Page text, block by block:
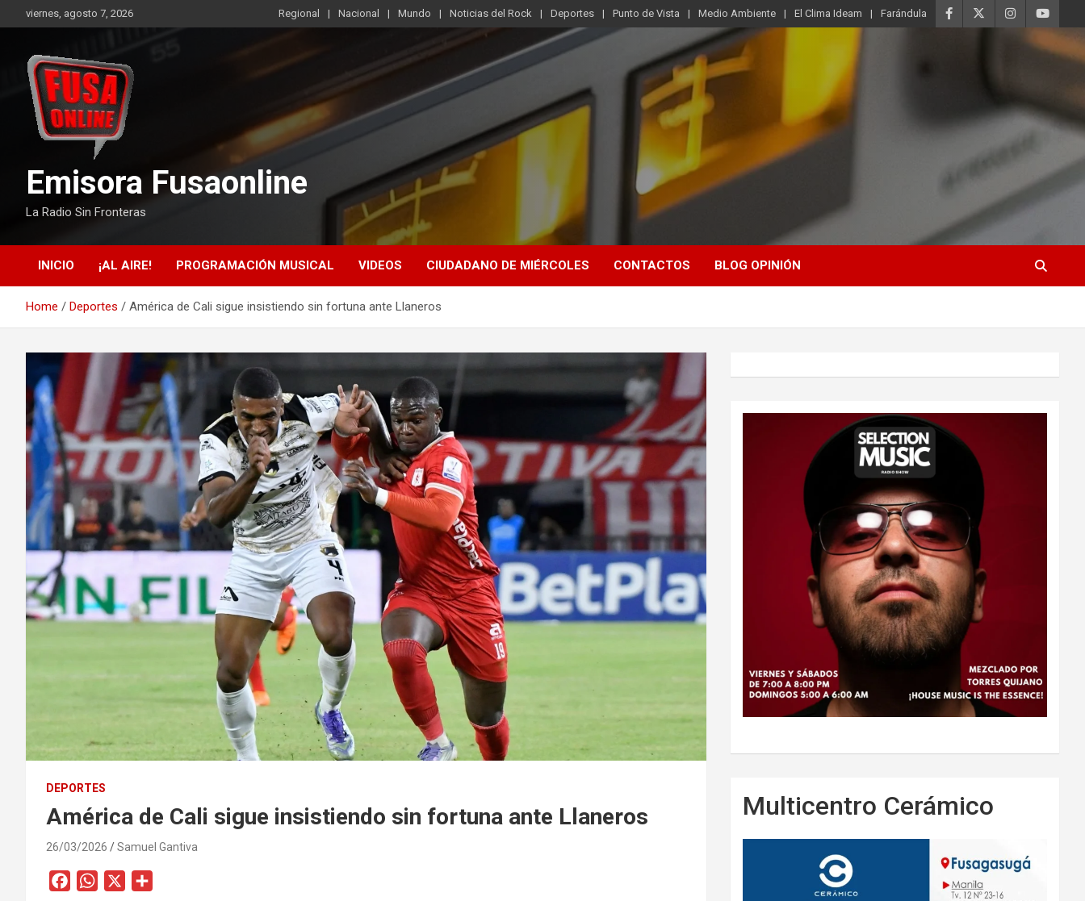
to
viernes, agosto 7, 2026 Regional Nacional Mundo Noticias del Rock Deportes Punto de Vista Medio Ambiente El Clima Ideam Farándula
Emisora Fusaonline
La Radio Sin Fronteras
INICIO ¡AL AIRE! PROGRAMACIÓN MUSICAL VIDEOS CIUDADANO DE MIÉRCOLES CONTACTOS BLOG OPINIÓN
Home Deportes América de Cali sigue insistiendo sin fortuna ante Llaneros
DEPORTES
América de Cali sigue insistiendo sin fortuna ante Llaneros
26/03/2026 Samuel Gantiva
W
Multicentro Cerámico